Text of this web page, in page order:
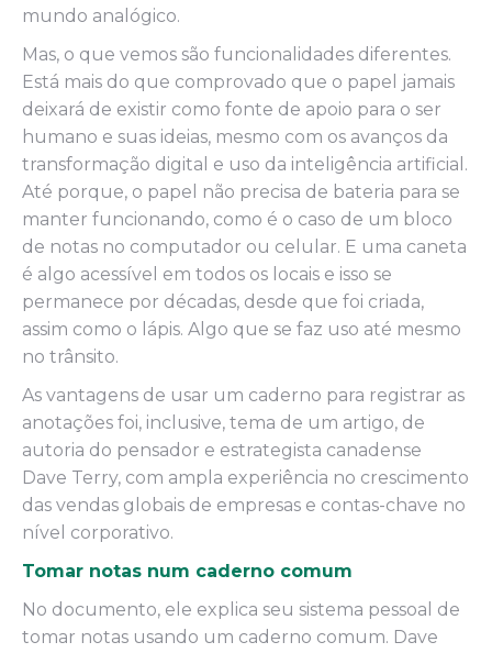
mundo analógico.
Mas, o que vemos são funcionalidades diferentes.
Está mais do que comprovado que o papel jamais
deixará de existir como fonte de apoio para o ser
humano e suas ideias, mesmo com os avanços da
transformação digital e uso da inteligência artificial.
Até porque, o papel não precisa de bateria para se
manter funcionando, como é o caso de um bloco
de notas no computador ou celular. E uma caneta
é algo acessível em todos os locais e isso se
permanece por décadas, desde que foi criada,
assim como o lápis. Algo que se faz uso até mesmo
no trânsito.
As vantagens de usar um caderno para registrar as
anotações foi, inclusive, tema de um artigo, de
autoria do pensador e estrategista canadense
Dave Terry, com ampla experiência no crescimento
das vendas globais de empresas e contas-chave no
nível corporativo.
Tomar notas num caderno comum
No documento, ele explica seu sistema pessoal de
tomar notas usando um caderno comum. Dave